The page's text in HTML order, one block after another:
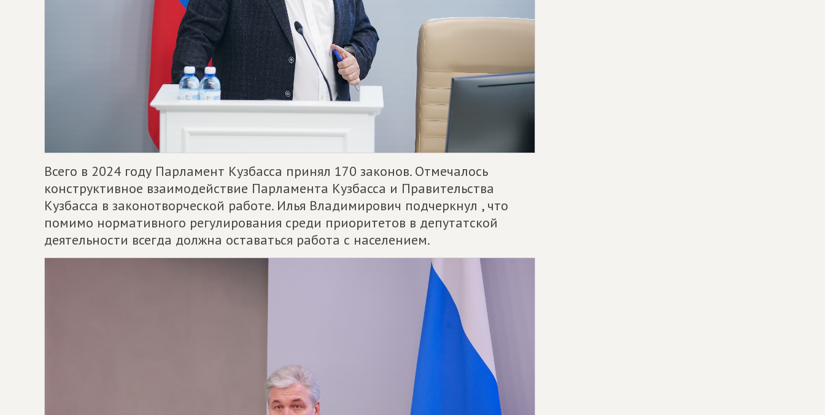
Всего в 2024 году Парламент Кузбасса принял 170 законов. Отмечалось
конструктивное взаимодействие Парламента Кузбасса и Правительства
Кузбасса в законотворческой работе. Илья Владимирович подчеркнул , что
помимо нормативного регулирования среди приоритетов в депутатской
деятельности всегда должна оставаться работа с населением.